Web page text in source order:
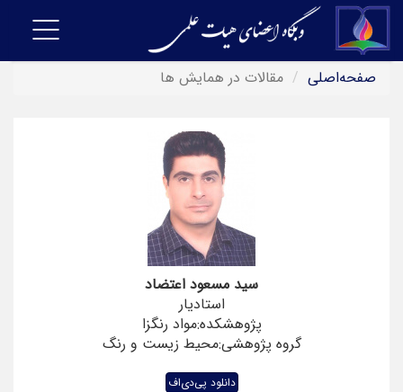
Toggle
صفحه‌اصلی
مقالات در همایش ها
سید مسعود اعتضاد
استادیار
پژوهشکده:مواد رنگزا
گروه پژوهشی:محیط زیست و رنگ
دانلود پی‌دی‌اف